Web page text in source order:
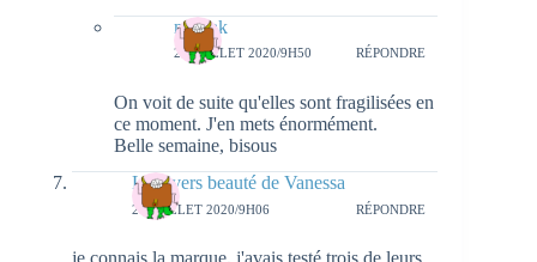
natieak
27 JUILLET 2020/9H50 RÉPONDRE
On voit de suite qu'elles sont fragilisées en
ce moment. J'en mets énormément.
Belle semaine, bisous
L'univers beauté de Vanessa
24 JUILLET 2020/9H06 RÉPONDRE